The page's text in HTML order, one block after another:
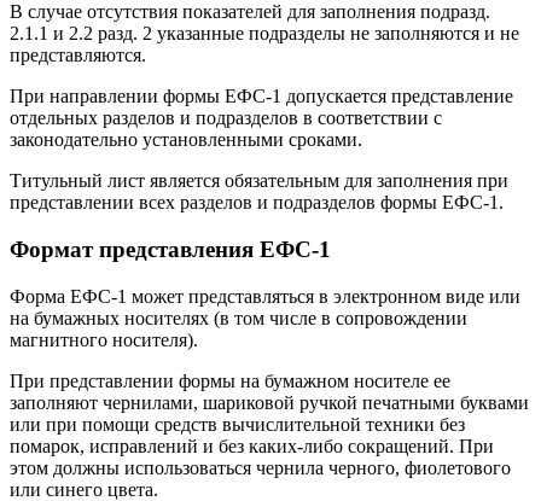
В случае отсутствия показателей для заполнения подразд.
2.1.1 и 2.2 разд. 2 указанные подразделы не заполняются и не
представляются.
При направлении формы ЕФС-1 допускается представление
отдельных разделов и подразделов в соответствии с
законодательно установленными сроками.
Титульный лист является обязательным для заполнения при
представлении всех разделов и подразделов формы ЕФС-1.
Формат представления ЕФС-1
Форма ЕФС-1 может представляться в электронном виде или
на бумажных носителях (в том числе в сопровождении
магнитного носителя).
При представлении формы на бумажном носителе ее
заполняют чернилами, шариковой ручкой печатными буквами
или при помощи средств вычислительной техники без
помарок, исправлений и без каких-либо сокращений. При
этом должны использоваться чернила черного, фиолетового
или синего цвета.